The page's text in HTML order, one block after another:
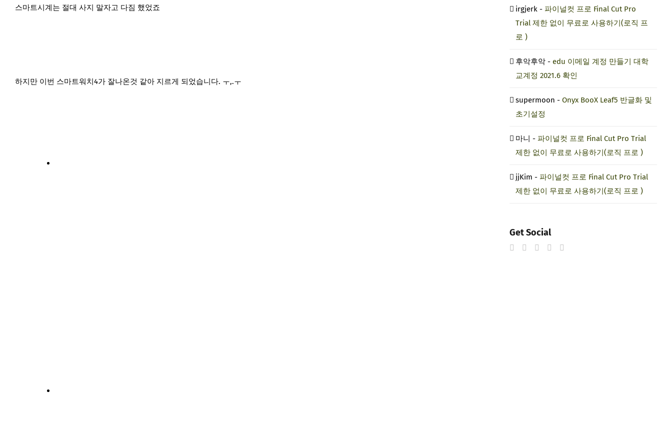
스마트시계는 절대 사지 말자고 다짐 했었죠
하지만 이번 스마트워치4가 잘나온것 같아 지르게 되었습니다. ㅜ,.ㅜ
irgjerk- 파이널컷 프로 Final Cut Pro
Trial 제한 없이 무료로 사용하기(로직 프
로 )
후악후악- edu 이메일 계정 만들기 대학
교계정 2021.6 확인
supermoon - Onyx BooX Leaf5 반글화 및
초기설정
마니 - 파이널컷 프로 Final Cut Pro Trial
제한 없이 무료로 사용하기(로직 프로 )
jjKim - 파이널컷 프로 Final Cut Pro Trial
제한 없이 무료로 사용하기(로직 프로 )
Get Social